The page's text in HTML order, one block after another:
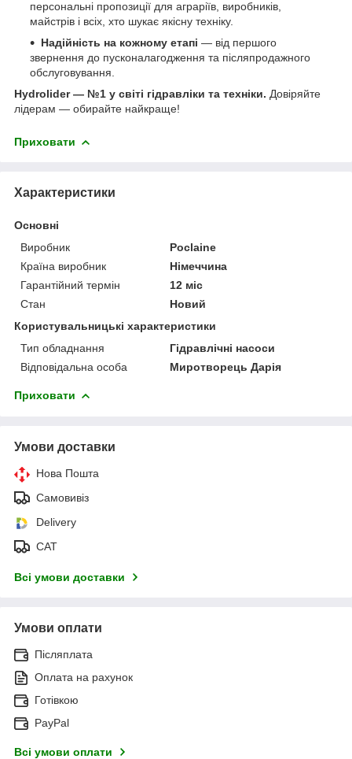
персональні пропозиції для аграріїв, виробників,
майстрів і всіх, хто шукає якісну техніку.
Надійність на кожному етапі — від першого
звернення до пусконалагодження та післяпродажного
обслуговування.
Hydrolider — №1 у світі гідравліки та техніки. Довіряйте
лідерам — обирайте найкраще!
Приховати
Характеристики
Основні
Виробник
Poclaine
Країна виробник
Німеччина
Гарантійний термін
12 міс
Стан
Новий
Користувальницькі характеристики
Тип обладнання
Гідравлічні насоси
Відповідальна особа
Миротворець Дарія
Приховати
Умови доставки
Нова Пошта
Самовивіз
Delivery
САТ
Всі умови доставки
Умови оплати
Післяплата
Оплата на рахунок
Готівкою
PayPal
Всі умови оплати